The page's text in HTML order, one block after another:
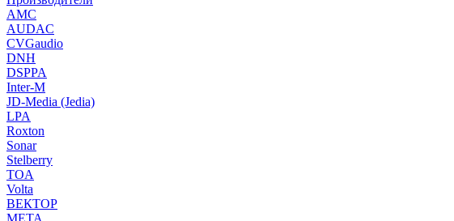
AMC
AUDAC
CVGaudio
DNH
DSPPA
Inter-M
JD-Media (Jedia)
LPA
Roxton
Sonar
Stelberry
TOA
Volta
ВЕКТОР
МЕТА